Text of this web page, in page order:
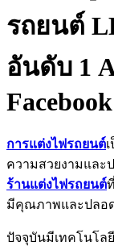
รถยนต์
อันดับ 1
Facebook
การแต่งไฟรถยนต์
ความสวยงามและ
ร้านแต่งไฟรถยนต์
มีคุณภาพและปลอ
ปัจจุบันมีเทคโนโล